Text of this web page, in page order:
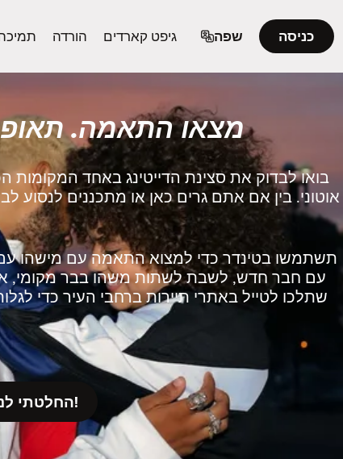
הורדה גיפט קארדים שפה כניסה
מצאו התאמה.
בואו לבדוק את סצינת הדייטינג באחד המקומות
אוטוני. בין אם אתם גרים כאן או מתכננים לנסוע
תשתמשו בטינדר כדי למצוא התאמה עם מישהו עם
עם חבר חדש, לשבת לשתות משהו בבר מקומי, או
שתלכו לטייל באתרי תיירות ברחבי העיר כדי
החלטתי לנסות!